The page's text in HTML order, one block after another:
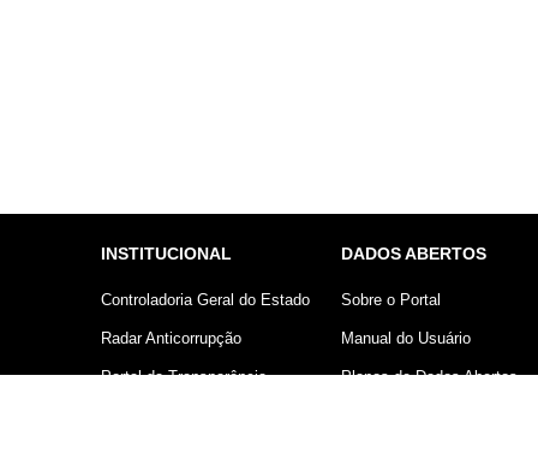
INSTITUCIONAL
Controladoria Geral do Estado
Radar Anticorrupção
Portal da Transparência
DADOS ABERTOS
Sobre o Portal
Manual do Usuário
Planos de Dados Abertos